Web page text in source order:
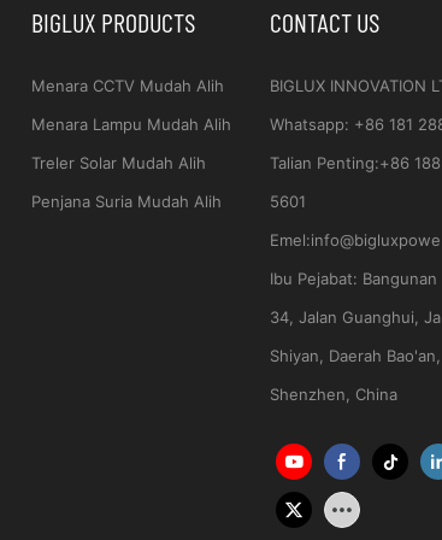
BIGLUX PRODUCTS
Menara CCTV Mudah Alih
Menara Lampu Mudah Alih
Treler Solar Mudah Alih
Penjana Suria Mudah Alih
CONTACT US
BIGLUX INNOVATION
Whatsapp: +86 181
Talian Penting:+86
5601
Emel:
Ibu Pejabat: Bangunan
34, Jalan Guanghui,
Shiyan, Daerah Bao'an,
Shenzhen, China